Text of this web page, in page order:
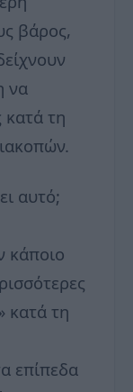
βάρος,
να
κατά τη
αυτό;
κάποιο
κατά τη
επίπεδα